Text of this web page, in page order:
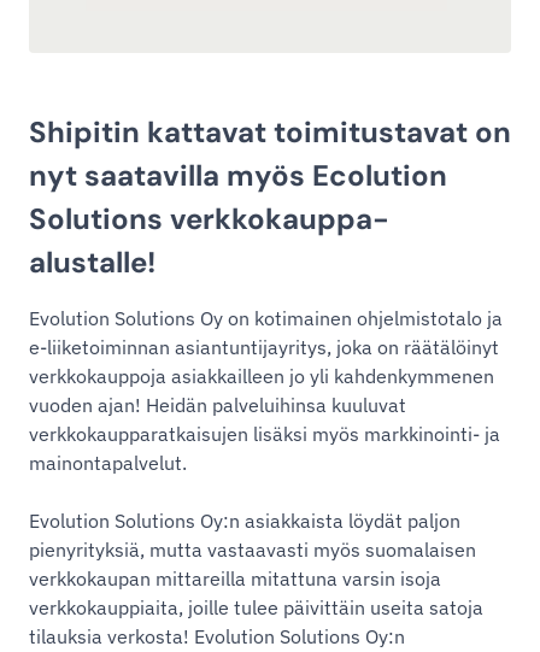
Shipitin kattavat toimitustavat on
nyt saatavilla myös Ecolution
Solutions verkkokauppa-
alustalle!
Evolution Solutions Oy on kotimainen ohjelmistotalo ja
e-liiketoiminnan asiantuntijayritys, joka on räätälöinyt
verkkokauppoja asiakkailleen jo yli kahdenkymmenen
vuoden ajan! Heidän palveluihinsa kuuluvat
verkkokaupparatkaisujen lisäksi myös markkinointi- ja
mainontapalvelut.
Evolution Solutions Oy:n asiakkaista löydät paljon
pienyrityksiä, mutta vastaavasti myös suomalaisen
verkkokaupan mittareilla mitattuna varsin isoja
verkkokauppiaita, joille tulee päivittäin useita satoja
tilauksia verkosta! Evolution Solutions Oy:n